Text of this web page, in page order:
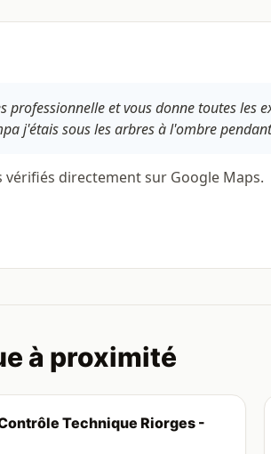
et vous donne toutes les
j'étais sous les arbres à l'ombre
vérifiés directement sur Google Maps.
à proximité
Technique Riorges -